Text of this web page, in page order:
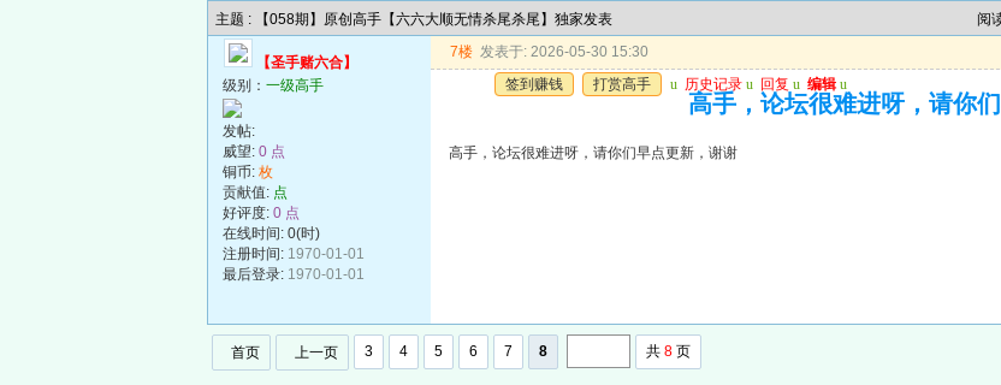
主题 : 【058期】原创高手【六六大顺无情杀尾杀尾】独家发表 阅
【圣手赌六合】
级别： 一级高手
发帖:
威望: 0 点
铜币: 枚
贡献值: 点
好评度: 0 点
在线时间: 0(时)
注册时间: 1970-01-01
最后登录: 1970-01-01
7楼 发表于: 2026-05-30 15:30
签到赚钱
打赏高手 u 历史记录 u 回复 u 编辑 u
高手，论坛很难进呀，请你
高手，论坛很难进呀，请你们早点更新，谢谢
首页 上一页 3 4 5 6 7 8 共 8 页